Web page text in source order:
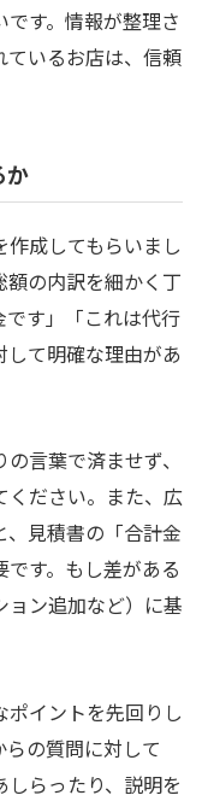
す。情報が整理さ
ているお店は、信頼
か
成してもらいまし
額の内訳を細かく丁
す」「これは代行
て明確な理由があ
言葉で済ませず、
ください。また、広
見積書の「合計金
す。もし差がある
ョン追加など）に基
ポイントを先回りし
の質問に対して
しらったり、説明を